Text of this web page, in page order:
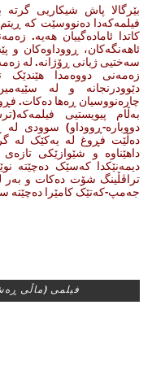
بێرگالا پاش شیکاریی گرتە
فیلمەکەدا دەنووسێت کە
کاتدا ئامادەگییان هەیە.
ئاهەنگەکان، ڕووداوەکان و
سەختیی ژیانی ڕۆژانە. لە
زەمەنی دووەمدا هێندێک
دێوودرنجانە و لە
چارەنووسیان ڕەها دەکات.
بەڵام پیویستیی
دووبارە-ڕووداو) سوودی لە
دەڵێت فڕوغ لە یەکێک لە
داهێناوە و شێوازێکی
دیمەنێکدا کەسێک دەچێتە
تراڤڵینگ شۆت دەکات و بەر
جەمپ-کەتێک کامێرا دەچێتە
فیلمی (ماڵی